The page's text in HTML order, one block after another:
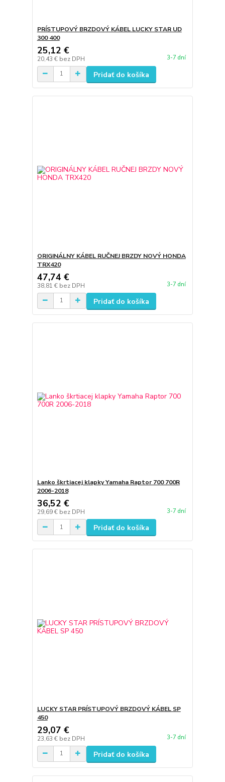
PRÍSTUPOVÝ BRZDOVÝ KÁBEL LUCKY STAR UD
300 400
25,12 €
20,43 € bez DPH 3-7 dní
Pridať do košíka
ORIGINÁLNY KÁBEL RUČNEJ BRZDY NOVÝ HONDA
TRX420
47,74 €
38,81 € bez DPH 3-7 dní
Pridať do košíka
Lanko škrtiacej klapky Yamaha Raptor 700 700R
2006-2018
36,52 €
29,69 € bez DPH 3-7 dní
Pridať do košíka
LUCKY STAR PRÍSTUPOVÝ BRZDOVÝ KÁBEL SP
450
29,07 €
23,63 € bez DPH 3-7 dní
Pridať do košíka